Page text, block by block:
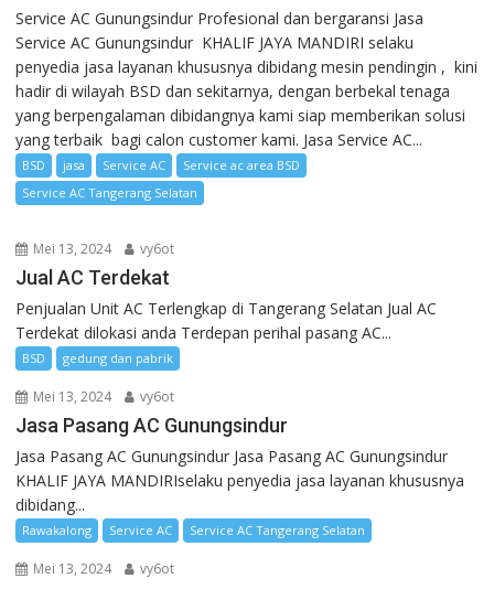
Service AC Gunungsindur Profesional dan bergaransi Jasa
Service AC Gunungsindur KHALIF JAYA MANDIRI selaku
penyedia jasa layanan khususnya dibidang mesin pendingin , kini
hadir di wilayah BSD dan sekitarnya, dengan berbekal tenaga
yang berpengalaman dibidangnya kami siap memberikan solusi
yang terbaik bagi calon customer kami. Jasa Service AC...
BSD jasa Service AC
Service ac area BSD
Service AC Tangerang Selatan
Mei 13, 2024 vy6ot
Jual AC Terdekat
Penjualan Unit AC Terlengkap di Tangerang Selatan Jual AC
Terdekat dilokasi anda Terdepan perihal pasang AC...
BSD gedung dan pabrik
Mei 13, 2024 vy6ot
Jasa Pasang AC Gunungsindur
Jasa Pasang AC Gunungsindur Jasa Pasang AC Gunungsindur
KHALIF JAYA MANDIRIselaku penyedia jasa layanan khususnya
dibidang...
Rawakalong Service AC Service AC Tangerang Selatan
Mei 13, 2024 vy6ot